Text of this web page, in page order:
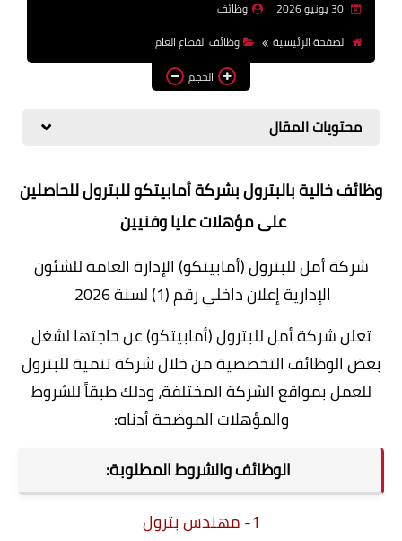
بالجامعات والمعاهد
اخبار
30 يونيو 2026
وظائف
الصفحة الرئيسية
وظائف القطاع العام
الحجم
محتويات المقال
وظائف خالية بالبترول بشركة أمابيتكو للبترول للحاصلين
على مؤهلات عليا وفنيين
شركة أمل للبترول (أمابيتكو) الإدارة العامة للشئون
الإدارية إعلان داخلي رقم (1) لسنة 2026
تعلن شركة أمل للبترول (أمابيتكو) عن حاجتها لشغل
بعض الوظائف التخصصية من خلال شركة تنمية للبترول
للعمل بمواقع الشركة المختلفة، وذلك طبقاً للشروط
والمؤهلات الموضحة أدناه:
الوظائف والشروط المطلوبة:
1- مهندس بترول